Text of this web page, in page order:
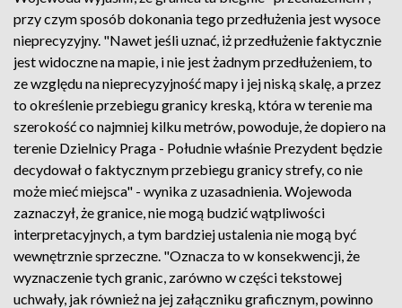
przy czym sposób dokonania tego przedłużenia jest wysoce
nieprecyzyjny. "Nawet jeśli uznać, iż przedłużenie faktycznie
jest widoczne na mapie, i nie jest żadnym przedłużeniem, to
ze względu na nieprecyzyjność mapy i jej niską skalę, a przez
to określenie przebiegu granicy kreską, która w terenie ma
szerokość co najmniej kilku metrów, powoduje, że dopiero na
terenie Dzielnicy Praga - Południe właśnie Prezydent będzie
decydował o faktycznym przebiegu granicy strefy, co nie
może mieć miejsca" - wynika z uzasadnienia. Wojewoda
zaznaczył, że granice, nie mogą budzić wątpliwości
interpretacyjnych, a tym bardziej ustalenia nie mogą być
wewnętrznie sprzeczne. "Oznacza to w konsekwencji, że
wyznaczenie tych granic, zarówno w części tekstowej
uchwały, jak również na jej załączniku graficznym, powinno